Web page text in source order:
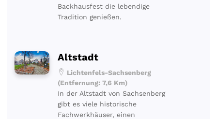
Backhausfest die lebendige
Tradition genießen.
Altstadt
Lichtenfels-Sachsenberg
(Entfernung: 7,6 Km)
In der Altstadt von Sachsenberg
gibt es viele historische
Fachwerkhäuser, einen